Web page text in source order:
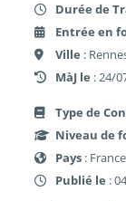
Durée de
Entrée en
Ville :
MàJ le : 24/
Type de
Niveau de
Pays : France
Publié le :